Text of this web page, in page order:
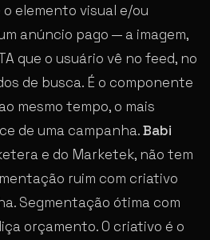
elemento visual e/ou
anúncio pago — a imagem,
que o usuário vê no feed, no
de busca. É o componente
mesmo tempo, o mais
de uma campanha.Babi
e do Marketek, não tem
ruim com criativo
Segmentação ótima com
orçamento. O criativo é o